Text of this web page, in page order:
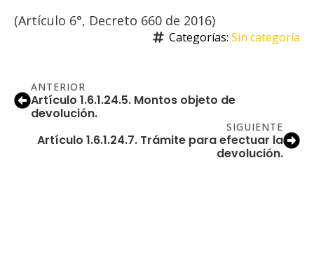
(Artículo 6°, Decreto 660 de 2016)
Categorías: Sin categoría
ANTERIOR
Artículo 1.6.1.24.5. Montos objeto de
devolución.
SIGUIENTE
Artículo 1.6.1.24.7. Trámite para efectuar la
devolución.